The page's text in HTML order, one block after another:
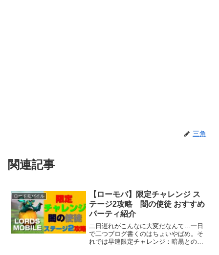
三角
関連記事
ロードモバイル
【ローモバ】限定チャレンジ ス
テージ2攻略 闇の使徒 おすすめ
パーティ紹介
二日遅れがこんなに大変だなんて…一日
で二つブログ書くのはちょいやばめ。そ
れでは早速限定チャレンジ：暗黒との共